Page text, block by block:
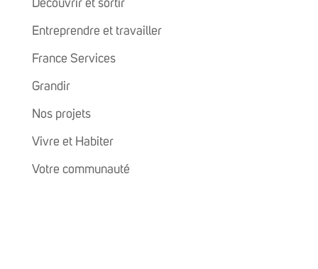
Découvrir et sortir
Entreprendre et travailler
France Services
Grandir
Nos projets
Vivre et Habiter
Votre communauté